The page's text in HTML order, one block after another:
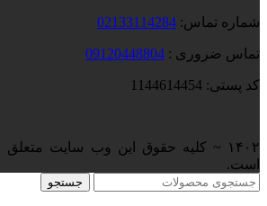
شماره تماس: 02133114284
تماس ضروری : 09120448804
کد پستی: 1144614454
است.
جستجو